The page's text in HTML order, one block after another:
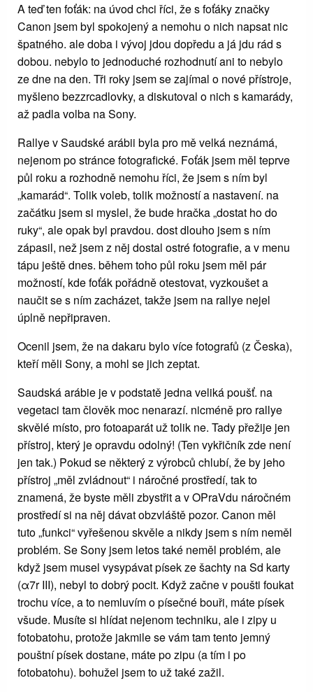
A teď ten foťák: na úvod chci říci, že s foťáky značky
Canon jsem byl spokojený a nemohu o nich napsat nic
špatného. ale doba i vývoj jdou dopředu a já jdu rád s
dobou. nebylo to jednoduché rozhodnutí ani to nebylo
ze dne na den. Tři roky jsem se zajímal o nové přístroje,
myšleno bezzrcadlovky, a diskutoval o nich s kamarády,
až padla volba na Sony.
Rallye v Saudské arábii byla pro mě velká neznámá,
nejenom po stránce fotografické. Foťák jsem měl teprve
půl roku a rozhodně nemohu říci, že jsem s ním byl
„kamarád“. Tolik voleb, tolik možností a nastavení. na
začátku jsem si myslel, že bude hračka „dostat ho do
ruky“, ale opak byl pravdou. dost dlouho jsem s ním
zápasil, než jsem z něj dostal ostré fotografie, a v menu
tápu ještě dnes. během toho půl roku jsem měl pár
možností, kde foťák pořádně otestovat, vyzkoušet a
naučit se s ním zacházet, takže jsem na rallye nejel
úplně nepřipraven.
Ocenil jsem, že na dakaru bylo více fotografů (z Česka),
kteří měli Sony, a mohl se jich zeptat.
Saudská arábie je v podstatě jedna veliká poušť. na
vegetaci tam člověk moc nenarazí. nicméně pro rallye
skvělé místo, pro fotoaparát už tolik ne. Tady přežije jen
přístroj, který je opravdu odolný! (Ten vykřičník zde není
jen tak.) Pokud se některý z výrobců chlubí, že by jeho
přístroj „měl zvládnout“ i náročné prostředí, tak to
znamená, že byste měli zbystřit a v OPraVdu náročném
prostředí si na něj dávat obzvláště pozor. Canon měl
tuto „funkci“ vyřešenou skvěle a nikdy jsem s ním neměl
problém. Se Sony jsem letos také neměl problém, ale
když jsem musel vysypávat písek ze šachty na Sd karty
(α7r III), nebyl to dobrý pocit. Když začne v poušti foukat
trochu více, a to nemluvím o písečné bouři, máte písek
všude. Musíte si hlídat nejenom techniku, ale i zipy u
fotobatohu, protože jakmile se vám tam tento jemný
pouštní písek dostane, máte po zipu (a tím i po
fotobatohu). bohužel jsem to už také zažil.